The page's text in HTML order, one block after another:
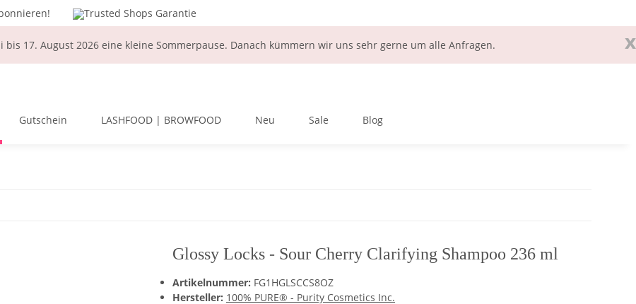
Trusted Shops Garantie
x
bis 17. August 2026 eine kleine Sommerpause. Danach kümmern wir uns sehr gerne um alle Anfragen.
Gutschein LASHFOOD | BROWFOOD Neu Sale Blog
Glossy Locks - Sour Cherry Clarifying Shampoo 236 ml
Artikelnummer: FG1HGLSCCS8OZ
Hersteller: 100% PURE® - Purity Cosmetics Inc.